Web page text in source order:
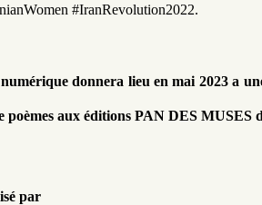
#IranRevolution2022.
donnera lieu en mai 2023 a
poèmes aux éditions PAN DES MUSES
par